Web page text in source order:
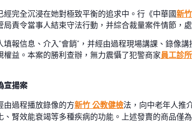
完全沉浸在她對極致平衡的追求中。行《中華國新
責令當事人結束守法行動，并綜合裁量案件情節，
報信息、介入“會銷”，并經由過程現場講課、錄像
益。本案的勝利查辦，無力震懾了犯警商家員工診
宣揚案
由過程播放錄像的方新竹 公教健檢法，向中老年人推
、腎效能衰竭等多種疾病的功能。上述發賣的商品僅